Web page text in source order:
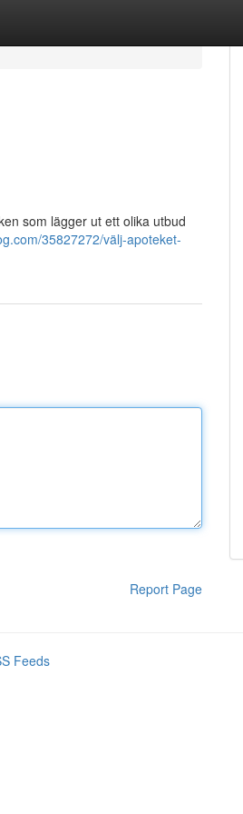
som lägger ut ett olika utbud
35827272/välj-apoteket-
Report Page
Feeds